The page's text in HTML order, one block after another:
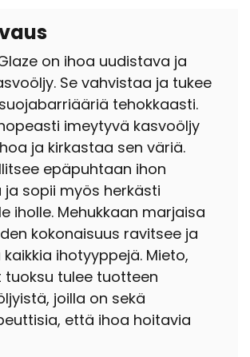
on ihoa uudistava ja
Se vahvistaa ja tukee
tehokkaasti.
imeytyvä kasvoöljy
ja kirkastaa sen väriä.
epäpuhtaan ihon
sopii myös herkästi
iholle. Mehukkaan marjaisa
kokonaisuus ravitsee ja
ihotyyppejä. Mieto,
tuoksu tulee tuotteen
joilla on sekä
että ihoa hoitavia